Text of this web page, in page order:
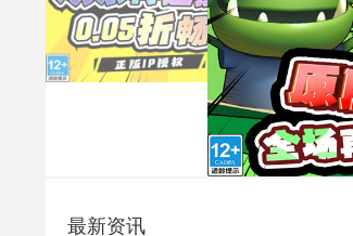
最新资讯